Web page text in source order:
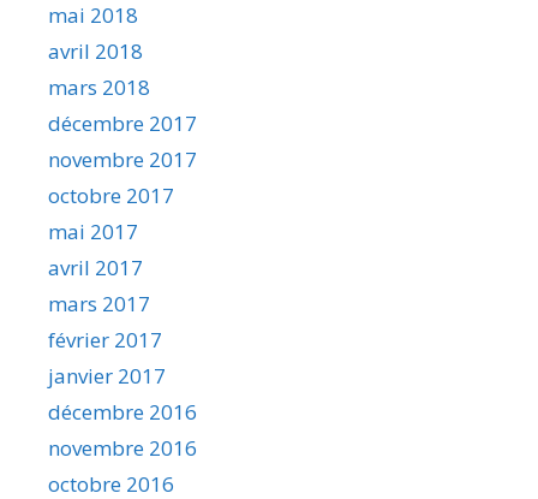
mai 2018
avril 2018
mars 2018
décembre 2017
novembre 2017
octobre 2017
mai 2017
avril 2017
mars 2017
février 2017
janvier 2017
décembre 2016
novembre 2016
octobre 2016